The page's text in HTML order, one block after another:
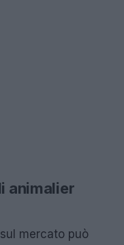
animalier
mercato può